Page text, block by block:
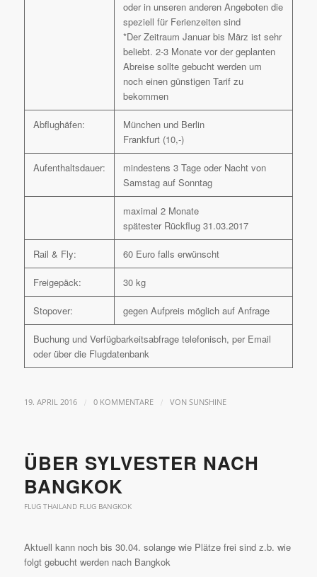
oder in unseren anderen Angeboten die
speziell für Ferienzeiten sind
*Der Zeitraum Januar bis März ist sehr
beliebt. 2-3 Monate vor der geplanten
Abreise sollte gebucht werden um
noch einen günstigen Tarif zu
bekommen
Abflughäfen:
München und Berlin
Frankfurt (10,-)
Aufenthaltsdauer:
mindestens 3 Tage oder Nacht von
Samstag auf Sonntag
maximal 2 Monate
spätester Rückflug 31.03.2017
Rail & Fly: 60 Euro falls erwünscht
Freigepäck: 30 kg
Stopover: gegen Aufpreis möglich auf Anfrage
Buchung und Verfügbarkeitsabfrage telefonisch, per Email
oder über die Flugdatenbank
19. APRIL 2016 / 0 KOMMENTARE / VON SUNSHINE
ÜBER SYLVESTER NACH
BANGKOK
FLUG THAILAND FLUG BANGKOK
Aktuell kann noch bis 30.04. solange wie Plätze frei sind z.b. wie
folgt gebucht werden nach Bangkok